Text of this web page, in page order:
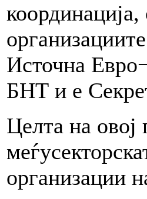
Источна
БНТ и е
Целта на овој
организации